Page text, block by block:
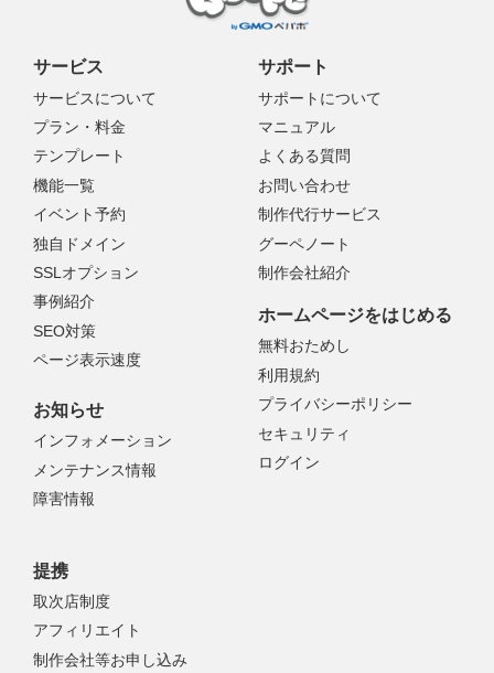
サービス
サービスについて
プラン・料金
テンプレート
機能一覧
イベント予約
独自ドメイン
SSLオプション
事例紹介
SEO対策
ページ表示速度
サポート
サポートについて
マニュアル
よくある質問
お問い合わせ
制作代行サービス
グーペノート
制作会社紹介
お知らせ
インフォメーション
メンテナンス情報
障害情報
提携
取次店制度
アフィリエイト
制作会社等お申し込み
ホームページをはじめる
無料おためし
利用規約
プライバシーポリシー
セキュリティ
ログイン